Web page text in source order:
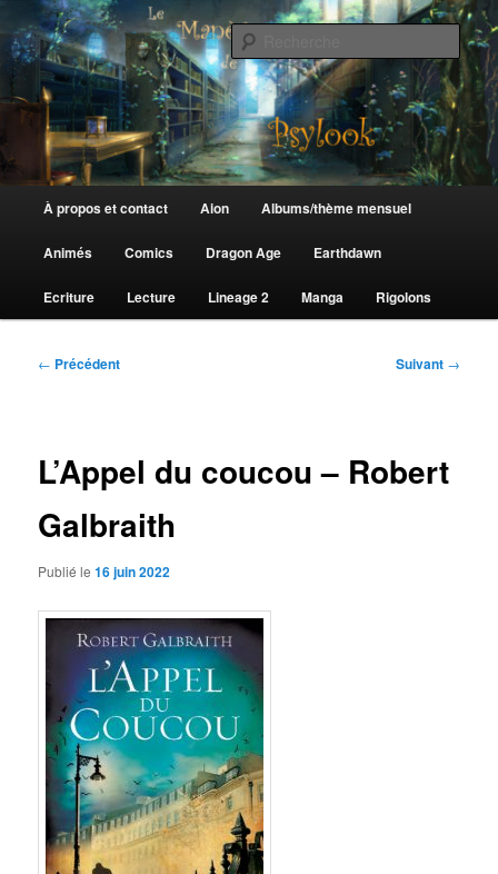
au
contenu
principalLe Manège de Psylook
principal
À propos et contact Aion Albums/thème mensuel
Animés Comics Dragon Age Earthdawn
Ecriture Lecture Lineage 2 Manga Rigolons
Navigation
← Précédent Suivant →
L’Appel du coucou – Robert
Galbraith
Publié le16 juin 2022